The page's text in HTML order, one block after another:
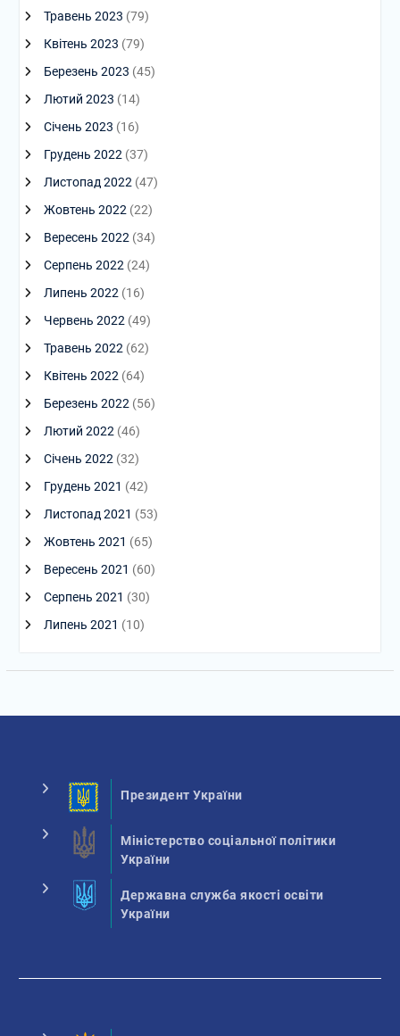
Травень 2023 (79)
Квітень 2023 (79)
Березень 2023 (45)
Лютий 2023 (14)
Січень 2023 (16)
Грудень 2022 (37)
Листопад 2022 (47)
Жовтень 2022 (22)
Вересень 2022 (34)
Серпень 2022 (24)
Липень 2022 (16)
Червень 2022 (49)
Травень 2022 (62)
Квітень 2022 (64)
Березень 2022 (56)
Лютий 2022 (46)
Січень 2022 (32)
Грудень 2021 (42)
Листопад 2021 (53)
Жовтень 2021 (65)
Вересень 2021 (60)
Серпень 2021 (30)
Липень 2021 (10)
Президент України
Міністерство соціальної політики
України
Державна служба якості освіти
України